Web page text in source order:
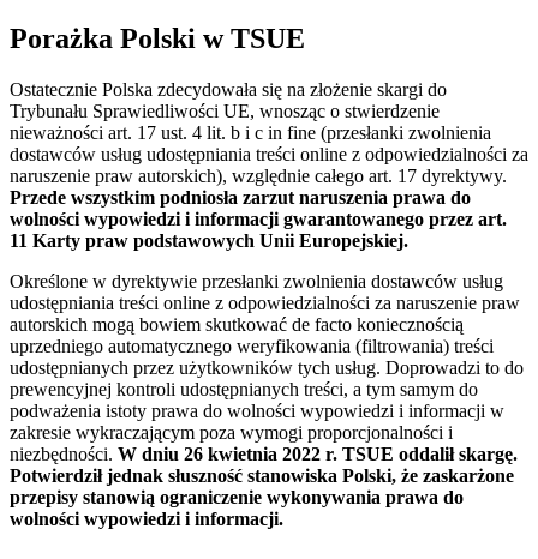
Porażka Polski w TSUE
Ostatecznie Polska zdecydowała się na złożenie skargi do
Trybunału Sprawiedliwości UE, wnosząc o stwierdzenie
nieważności art. 17 ust. 4 lit. b i c in fine (przesłanki zwolnienia
dostawców usług udostępniania treści online z odpowiedzialności za
naruszenie praw autorskich), względnie całego art. 17 dyrektywy.
Przede wszystkim podniosła zarzut naruszenia prawa do
wolności wypowiedzi i informacji gwarantowanego przez art.
11 Karty praw podstawowych Unii Europejskiej.
Określone w dyrektywie przesłanki zwolnienia dostawców usług
udostępniania treści online z odpowiedzialności za naruszenie praw
autorskich mogą bowiem skutkować de facto koniecznością
uprzedniego automatycznego weryfikowania (filtrowania) treści
udostępnianych przez użytkowników tych usług. Doprowadzi to do
prewencyjnej kontroli udostępnianych treści, a tym samym do
podważenia istoty prawa do wolności wypowiedzi i informacji w
zakresie wykraczającym poza wymogi proporcjonalności i
niezbędności. W dniu 26 kwietnia 2022 r. TSUE oddalił skargę.
Potwierdził jednak słuszność stanowiska Polski, że zaskarżone
przepisy stanowią ograniczenie wykonywania prawa do
wolności wypowiedzi i informacji.